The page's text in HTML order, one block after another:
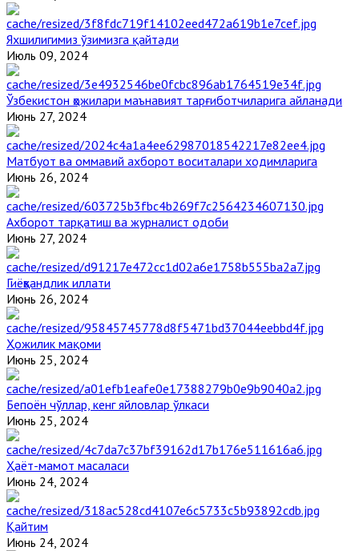
Яхшилигимиз ўзимизга қайтади
Июль 09, 2024
Ўзбекистон ҳожилари маънавият тарғиботчиларига айланади
Июнь 27, 2024
Матбуот ва оммавий ахборот воситалари ходимларига
Июнь 26, 2024
Ахборот тарқатиш ва журналист одоби
Июнь 27, 2024
Гиёҳвандлик иллати
Июнь 26, 2024
Ҳожилик мақоми
Июнь 25, 2024
Бепоён чўллар, кенг яйловлар ўлкаси
Июнь 25, 2024
Ҳаёт-мамот масаласи
Июнь 24, 2024
Қайтим
Июнь 24, 2024